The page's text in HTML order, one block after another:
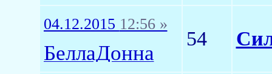
04.12.2015 12:56 »
БеллаДонна
54